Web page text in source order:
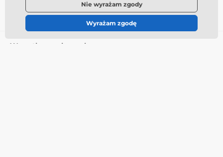
Wszystko o zakupach
Nie wyrażam zgody
Wyrażam zgodę